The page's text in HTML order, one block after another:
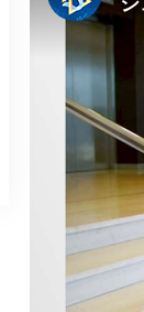
サイエントロジ
ダイアネティッ
愛と憎しみ ―
偉大さとは何か?